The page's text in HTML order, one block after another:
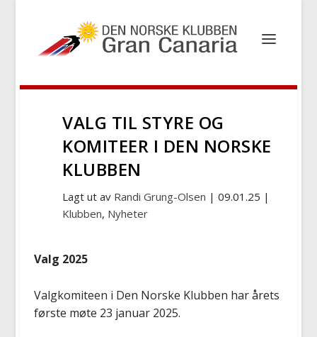
VALG TIL STYRE OG
KOMITEER I DEN NORSKE
KLUBBEN
Lagt ut av Randi Grung-Olsen |09.01.25 |
Klubben, Nyheter
Valg 2025
Valgkomiteen i Den Norske Klubben har årets
første møte 23 januar 2025.